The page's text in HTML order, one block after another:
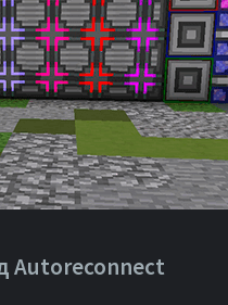
Autoreconnect